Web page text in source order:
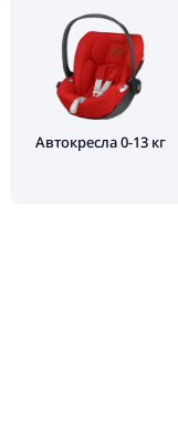
Автокресла 0-13 кг